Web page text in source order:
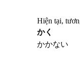
Hiện tại,
かく
かかない